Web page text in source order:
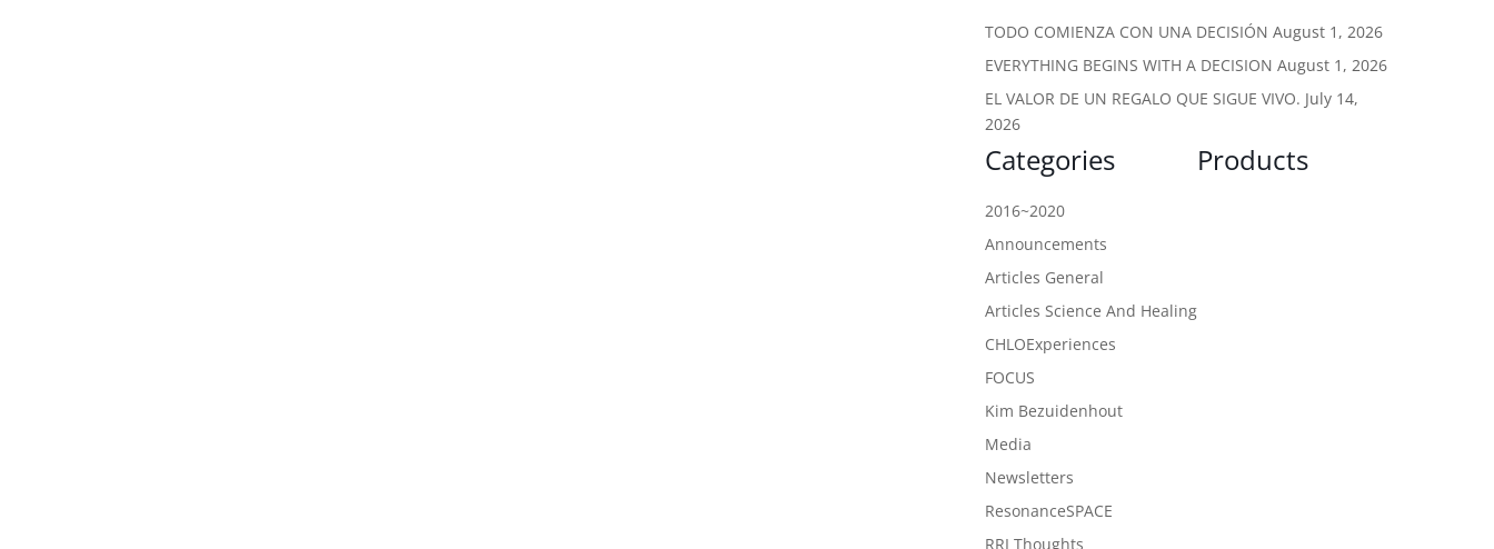
TODO COMIENZA CON UNA DECISIÓN August 1, 2026
EVERYTHING BEGINS WITH A DECISION August 1, 2026
EL VALOR DE UN REGALO QUE SIGUE VIVO. July 14,
2026
Categories
2016~2020
Announcements
Articles General
Articles Science And Healing
CHLOExperiences
FOCUS
Kim Bezuidenhout
Media
Newsletters
ResonanceSPACE
RRI Thoughts
Products